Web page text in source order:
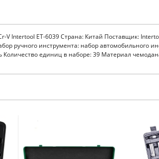
V Intertool ET-6039 Страна: Китай Поставщик:
ручного инструмента: набор автомобильного
Количество единиц в наборе: 39 Материал